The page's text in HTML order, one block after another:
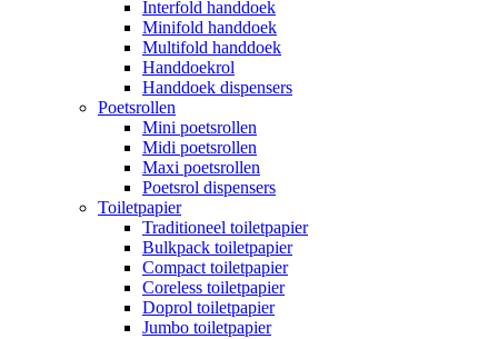
Interfold handdoek
Minifold handdoek
Multifold handdoek
Handdoekrol
Handdoek dispensers
Poetsrollen
Mini poetsrollen
Midi poetsrollen
Maxi poetsrollen
Poetsrol dispensers
Toiletpapier
Traditioneel toiletpapier
Bulkpack toiletpapier
Compact toiletpapier
Coreless toiletpapier
Doprol toiletpapier
Jumbo toiletpapier